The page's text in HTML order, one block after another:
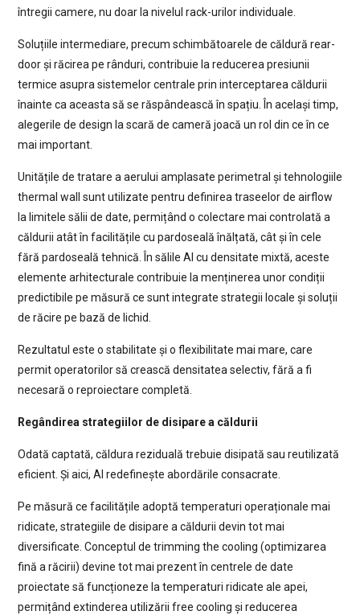
întregii camere, nu doar la nivelul rack-urilor individuale.
Soluțiile intermediare, precum schimbătoarele de căldură rear-
door și răcirea pe rânduri, contribuie la reducerea presiunii
termice asupra sistemelor centrale prin interceptarea căldurii
înainte ca aceasta să se răspândească în spațiu. În același timp,
alegerile de design la scară de cameră joacă un rol din ce în ce
mai important.
Unitățile de tratare a aerului amplasate perimetral și tehnologiile
thermal wall sunt utilizate pentru definirea traseelor de airflow
la limitele sălii de date, permițând o colectare mai controlată a
căldurii atât în facilitățile cu pardoseală înălțată, cât și în cele
fără pardoseală tehnică. În sălile AI cu densitate mixtă, aceste
elemente arhitecturale contribuie la menținerea unor condiții
predictibile pe măsură ce sunt integrate strategii locale și soluții
de răcire pe bază de lichid.
Rezultatul este o stabilitate și o flexibilitate mai mare, care
permit operatorilor să crească densitatea selectiv, fără a fi
necesară o reproiectare completă.
Regândirea strategiilor de disipare a căldurii
Odată captată, căldura reziduală trebuie disipată sau reutilizată
eficient. Și aici, AI redefinește abordările consacrate.
Pe măsură ce facilitățile adoptă temperaturi operaționale mai
ridicate, strategiile de disipare a căldurii devin tot mai
diversificate. Conceptul de trimming the cooling (optimizarea
fină a răcirii) devine tot mai prezent în centrele de date
proiectate să funcționeze la temperaturi ridicate ale apei,
permițând extinderea utilizării free cooling și reducerea